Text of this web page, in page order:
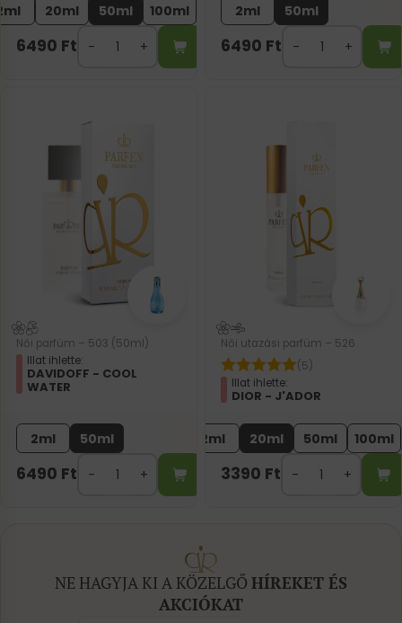
20ml 50ml 100ml
6490 Ft
2ml 50ml
6490 Ft
Női parfüm – 503 (50ml)
Illat ihlette:
DAVIDOFF - COOL
WATER
2ml 50ml
6490 Ft
Női utazási parfüm – 526
(5)
Illat ihlette:
DIOR - J'ADOR
2ml 20ml 50ml 100ml
3390 Ft
NE HAGYJA KI A KÖZELGŐ HÍREKET ÉS
AKCIÓKAT